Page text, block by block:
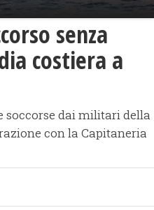
senza
costiera a
soccorse dai militari della
con la Capitaneria